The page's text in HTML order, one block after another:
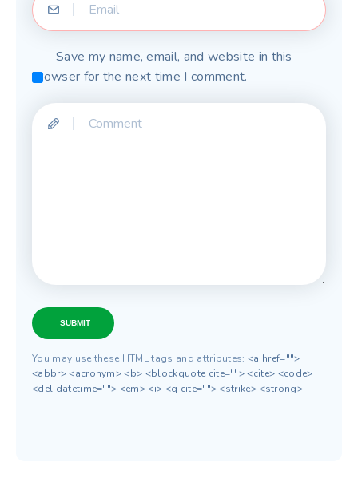
Save my name, email, and website in this
browser for the next time I comment.
SUBMIT
You may use these HTML tags and attributes:<a href="">
<abbr> <acronym> <b> <blockquote cite=""> <cite> <code>
<del datetime=""> <em> <i> <q cite=""> <strike> <strong>